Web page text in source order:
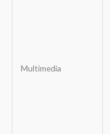
Multimedia